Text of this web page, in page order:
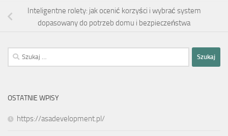
Inteligentne rolety: jak ocenić korzyści i wybrać system
dopasowany do potrzeb domu i bezpieczeństwa
Szukaj:
OSTATNIE WPISY
https://asadevelopment.pl/